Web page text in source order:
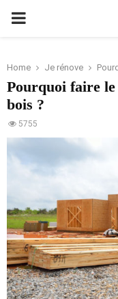
PRIMARY
Home Je rénove
Pourquoi faire le
bois ?
5755